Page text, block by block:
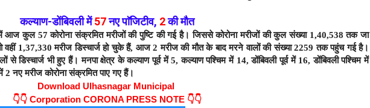
कल्याण-डोंबिवलीमें 57नएपाॅजिटीव, 2की मौत
में आज कुल 57 कोरोना संक्रमित मरीजों की पुष्टि की गई है। जिससे कोरोना मरीजों की कुल संख्या 1,40,538 तक जा
1,37,330 मरीज डिस्चार्ज हो चुके हैं, आज 2 मरीज की मौत के बादमरने वालों की संख्या 2259 तक पहुंच गई है।
डिस्चार्ज भी हुए हैं। मनपा क्षेत्र के कल्याण पूर्व में 5, कल्याण पश्चिम में 14, डोंबिवली पूर्व में 16, डोंबिवली पश्चिम में
2 नए मरीज कोरोना संक्रमित पाए गए हैं।
Download Ulhasnagar Municipal
👇👇 Corporation CORONA PRESS NOTE 👇👇